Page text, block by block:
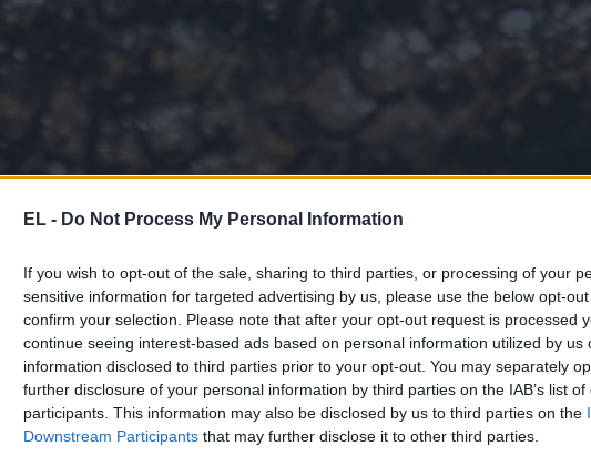
EL - Do Not Process My Personal Information
If you wish to opt-out of the sale, sharing to third parties, or processing of your
sensitive information for targeted advertising by us, please use the below opt-
confirm your selection. Please note that after your opt-out request is processed
continue seeing interest-based ads based on personal information utilized by us
information disclosed to third parties prior to your opt-out. You may separately
further disclosure of your personal information by third parties on the IAB’s list of
participants. This information may also be disclosed by us to third parties on the
Downstream Participants that may further disclose it to other third parties.